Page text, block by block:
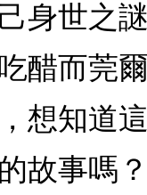
身世之
醋而莞
想知道
故事嗎